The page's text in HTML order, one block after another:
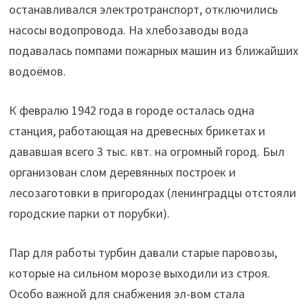
останавливался электротранспорт, отключились
насосы водопровода. На хлебозаводы вода
подавалась помпами пожарных машин из ближайших
водоёмов.
К февралю 1942 года в городе осталась одна
станция, работающая на древесных брикетах и
дававшая всего 3 тыс. квт. на огромный город. Был
организован слом деревянных построек и
лесозаготовки в пригородах (ленинградцы отстояли
городские парки от порубки).
Пар для работы турбин давали старые паровозы,
которые на сильном морозе выходили из строя.
Особо важной для снабжения эл-вом стала